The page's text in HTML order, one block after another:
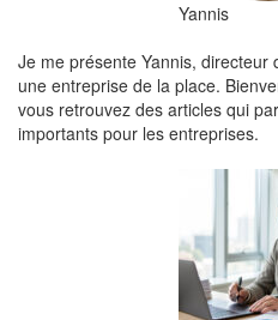
Yannis
Je me présente Yannis,
une entreprise de la place.
vous retrouvez des articles qui
importants pour les entreprises.